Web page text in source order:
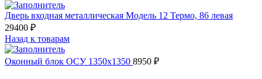
Дверь входная металлическая Модель 12 Термо, 86 левая
29400 ₽
Назад к товарам
Оконный блок ОСУ 1350х1350 8950 ₽